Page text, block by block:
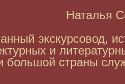
Наталья
экскурсовод,
и
большой страны